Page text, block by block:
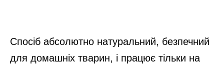
Спосіб абсолютно натуральний, безпечний
для домашніх тварин, і працює тільки на